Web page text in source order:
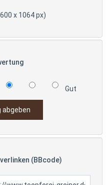
x 1064 px)
Gut
(BBcode)